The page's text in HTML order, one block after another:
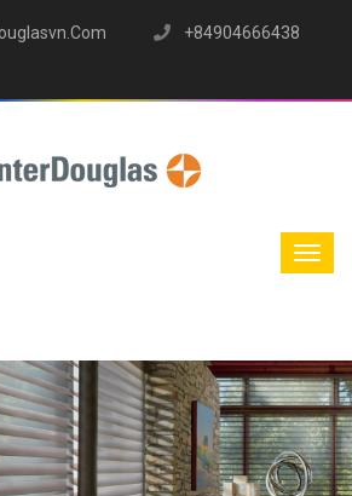
+84904666438